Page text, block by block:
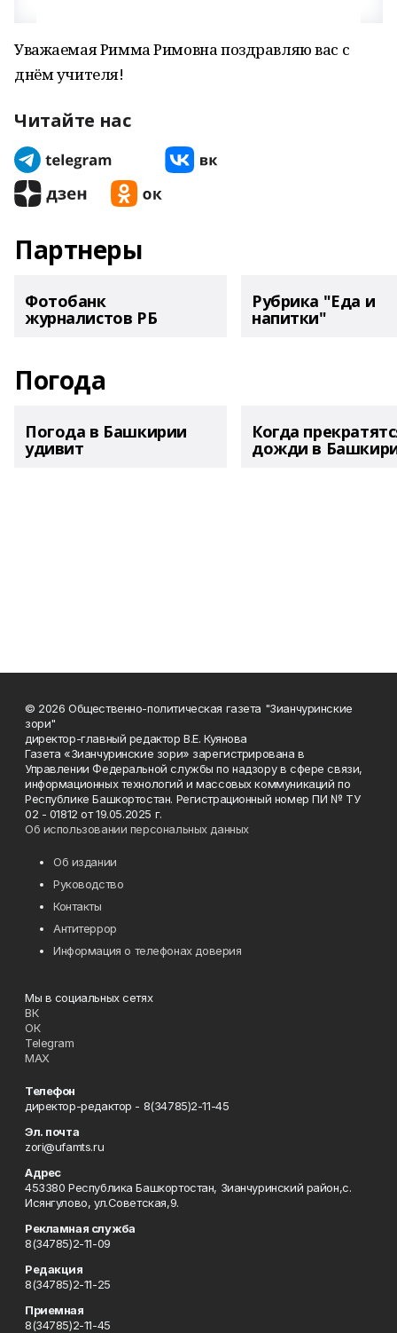
Уважаемая Римма Римовна поздравляю вас с
днём учителя!
Читайте нас
Партнеры
Фотобанк
журналистов РБ
Рубрика "Еда и
напитки"
Погода
Погода в Башкирии
удивит
Когда
дожди в
© 2026 Общественно-политическая газета "Зианчуринские
зори"
директор-главный редактор В.Е. Куянова
Газета «Зианчуринские зори» зарегистрирована в
Управлении Федеральной службы по надзору в сфере связи,
информационных технологий и массовых коммуникаций по
Республике Башкортостан. Регистрационный номер ПИ № ТУ
02 - 01812 от 19.05.2025 г.
Об использовании персональных данных
Об издании
Руководство
Контакты
Антитеррор
Информация о телефонах доверия
Мы в социальных сетях
ВК
ОК
Telegram
MAX
Телефон
директор-редактор - 8(34785)2-11-45
Эл. почта
zori@ufamts.ru
Адрес
453380 Республика Башкортостан, Зианчуринский район,с.
Исянгулово, ул.Советская,9.
Рекламная служба
8(34785)2-11-09
Редакция
8(34785)2-11-25
Приемная
8(34785)2-11-45